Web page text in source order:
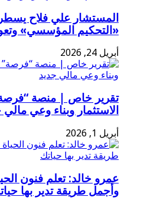
المستشار علي فلاح يسطر
«التحكيم المؤسسي»
أبريل 24, 2026
تقرير خاص | منصة
الاستثمار وبناء وعي مالي
أبريل 1, 2026
عمرو خالد: تعلم فنون
وأجمل طريقة تدير بها